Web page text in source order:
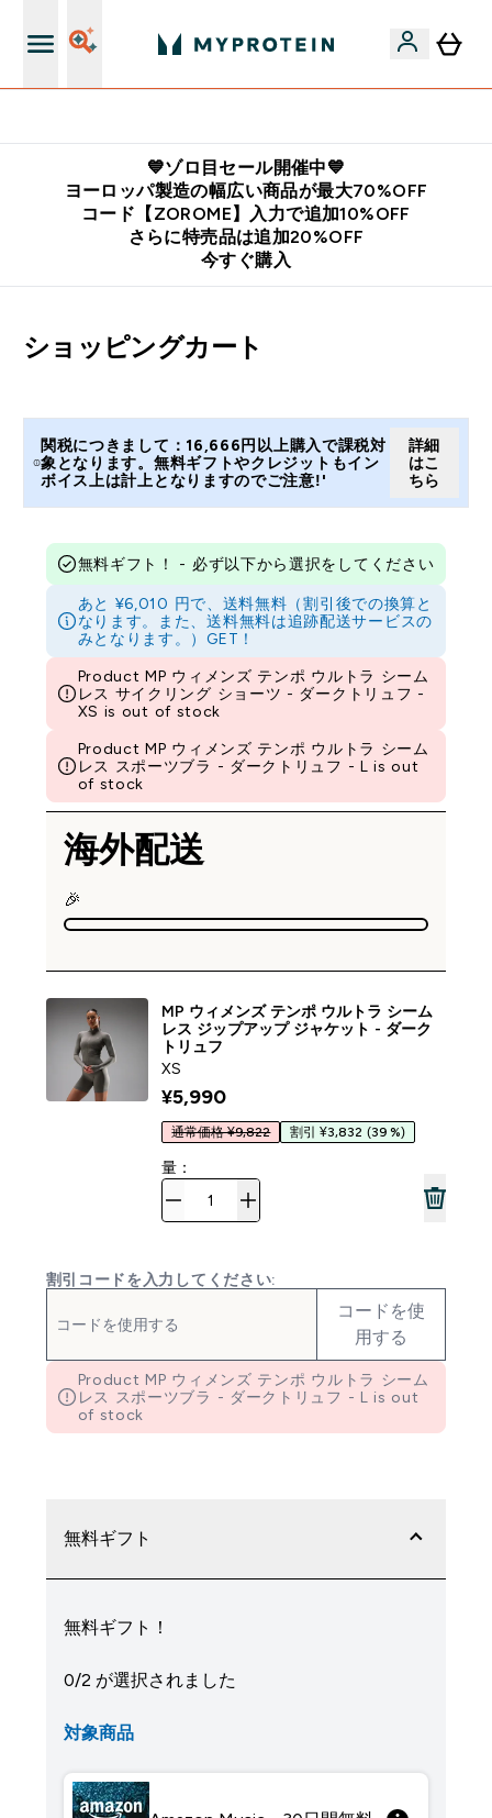
💙ゾロ目セール開催中💙
ヨーロッパ製造の幅広い商品が最大70%OFF
コード【ZOROME】入力で追加10%OFF
さらに特売品は追加20%OFF
今すぐ購入
ショッピングカート
関税につきまして：16,666円以上購入で課税対
象となります。無料ギフトやクレジットもイン
ボイス上は計上となりますのでご注意!'
詳細
はこ
ちら
無料ギフト！ - 必ず以下から選択をしてください
あと ¥6,010 円で、送料無料（割引後での換算と
なります。また、送料無料は追跡配送サービスの
みとなります。）GET！
Product MP ウィメンズ テンポ ウルトラ シーム
レス サイクリング ショーツ - ダークトリュフ -
XS is out of stock
Product MP ウィメンズ テンポ ウルトラ シーム
レス スポーツブラ - ダークトリュフ - L is out
of stock
海外配送
🎉
MP ウィメンズ テンポ ウルトラ シーム
レス ジップアップ ジャケット - ダーク
トリュフ
XS
¥5,990‎
通常価格 ¥9,822 割引 ¥3,832 (39 %)
量：
割引コードを入力してください:
コードを使
用する
Product MP ウィメンズ テンポ ウルトラ シーム
レス スポーツブラ - ダークトリュフ - L is out
of stock
無料ギフト
無料ギフト！
0/2 が選択されました
対象商品